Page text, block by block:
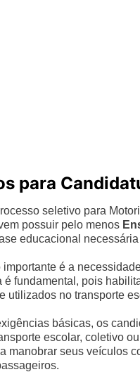
para
seletivo para
possuir pelo menos
educacional
importante é a
é fundamental, pois
utilizados no transporte
básicas, os
escolar, coletivo
manobrar seus veículos